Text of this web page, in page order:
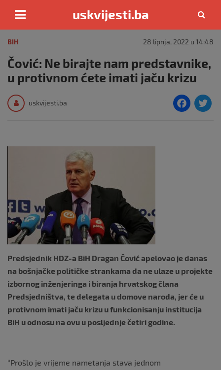
content
uskvijesti.ba
BIH 28 lipnja, 2022 u 14:48
Čović: Ne birajte nam predstavnike,
u protivnom ćete imati jaču krizu
uskvijesti.ba
F
Predsjednik HDZ-a BiH Dragan Čović apelovao je danas
na bošnjačke političke strankama da ne ulaze u projekte
izbornog inženjeringa i biranja hrvatskog člana
Predsjedništva, te delegata u domove naroda, jer će u
protivnom imati jaču krizu u funkcionisanju institucija
BiH u odnosu na ovu u posljednje četiri godine.
“Prošlo je vrijeme nametanja stava jednom